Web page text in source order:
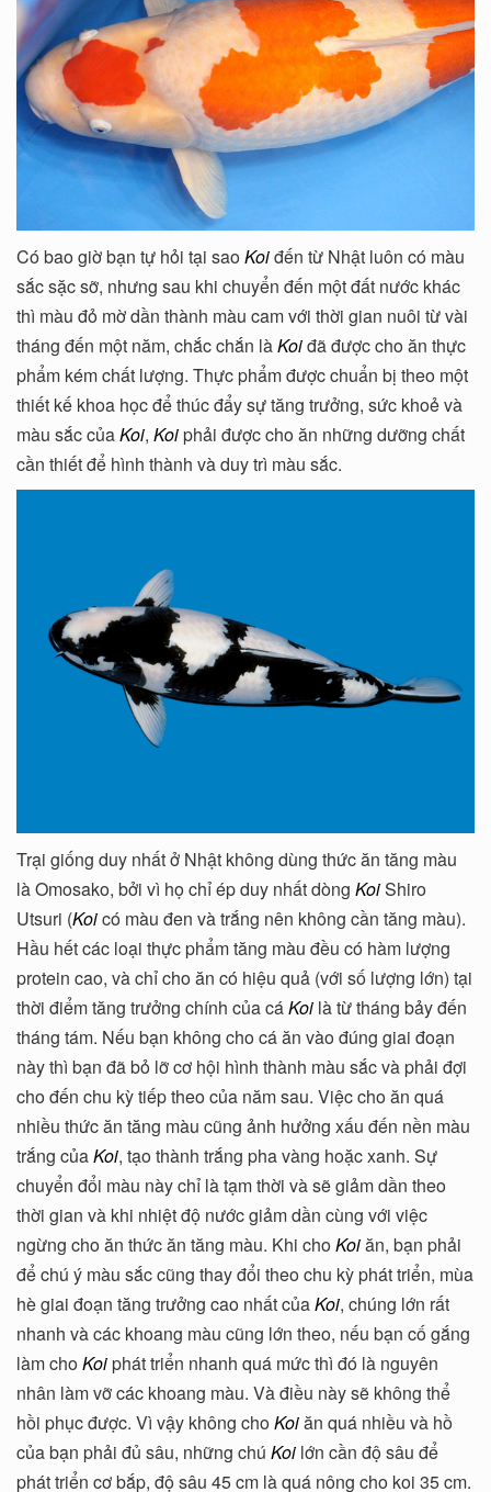
Có bao giờ bạn tự hỏi tại saoKoiđến từ Nhật luôn có màu
sắc sặc sỡ, nhưng sau khi chuyển đến một đất nước khác
thì màu đỏ mờ dần thành màu cam với thời gian nuôi từ vài
tháng đến một năm, chắc chắn làKoiđã được cho ăn thực
phẩm kém chất lượng. Thực phẩm được chuẩn bị theo một
thiết kế khoa học để thúc đẩy sự tăng trưởng, sức khoẻ và
màu sắc củaKoi, Koiphải được cho ăn những dưỡng chất
cần thiết để hình thành và duy trì màu sắc.
Trại giống duy nhất ở Nhật không dùng thức ăn tăng màu
là Omosako, bởi vì họ chỉ ép duy nhất dòng KoiShiro
Utsuri (Koicó màu đen và trắng nên không cần tăng màu).
Hầu hết các loại thực phẩm tăng màu đều có hàm lượng
protein cao, và chỉ cho ăn có hiệu quả (với số lượng lớn) tại
thời điểm tăng trưởng chính của cáKoi là từ tháng bảy đến
tháng tám. Nếu bạn không cho cá ăn vào đúng giai đoạn
này thì bạn đã bỏ lỡ cơ hội hình thành màu sắc và phải đợi
cho đến chu kỳ tiếp theo của năm sau. Việc cho ăn quá
nhiều thức ăn tăng màu cũng ảnh hưởng xấu đến nền màu
trắng củaKoi, tạo thành trắng pha vàng hoặc xanh. Sự
chuyển đổi màu này chỉ là tạm thời và sẽ giảm dần theo
thời gian và khi nhiệt độ nước giảm dần cùng với việc
ngừng cho ăn thức ăn tăng màu. Khi choKoiăn, bạn phải
để chú ý màu sắc cũng thay đổi theo chu kỳ phát triển, mùa
hè giai đoạn tăng trưởng cao nhất củaKoi, chúng lớn rất
nhanh và các khoang màu cũng lớn theo, nếu bạn cố gắng
làm choKoiphát triển nhanh quá mức thì đó là nguyên
nhân làm vỡ các khoang màu. Và điều này sẽ không thể
hồi phục được. Vì vậy không choKoiăn quá nhiều và hồ
của bạn phải đủ sâu, những chú Koi lớn cần độ sâu để
phát triển cơ bắp, độ sâu 45 cm là quá nông cho koi 35 cm.